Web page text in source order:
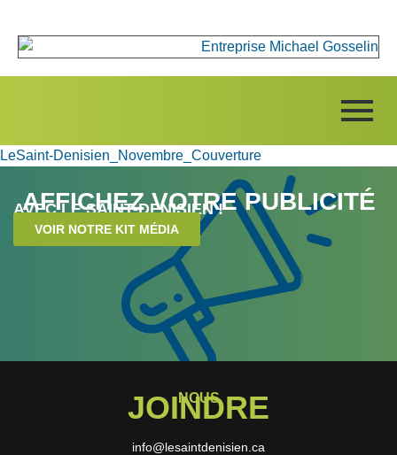
LeSaint-Denisien_Novembre_Couverture
AFFICHEZ VOTRE PUBLICITÉ
AVEC LE SAINT-DENISIEN !
VOIR NOTRE KIT MÉDIA
NOUS
JOINDRE
info@lesaintdenisien.ca